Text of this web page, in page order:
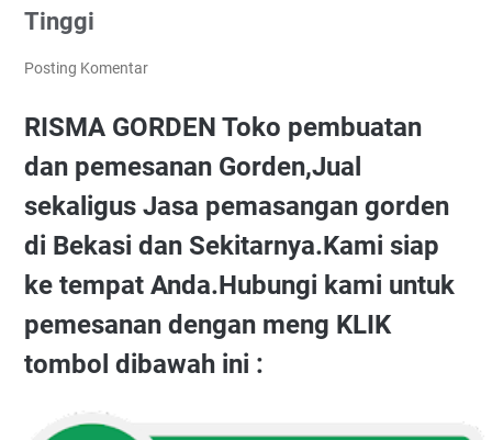
Tinggi
Posting Komentar
RISMA GORDEN Toko pembuatan
dan pemesanan Gorden,Jual
sekaligus Jasa pemasangan gorden
di Bekasi dan Sekitarnya.Kami siap
ke tempat Anda.Hubungi kami untuk
pemesanan dengan meng KLIK
tombol dibawah ini :